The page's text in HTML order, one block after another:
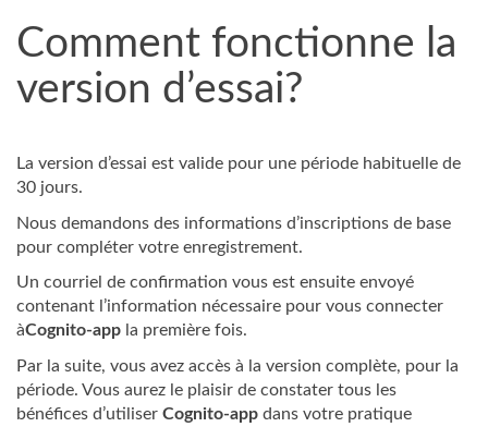
Comment fonctionne la
version d’essai?
La version d’essai est valide pour une période habituelle de
30 jours.
Nous demandons des informations d’inscriptions de base
pour compléter votre enregistrement.
Un courriel de confirmation vous est ensuite envoyé
contenant l’information nécessaire pour vous connecter
àCognito-app la première fois.
Par la suite, vous avez accès à la version complète, pour la
période. Vous aurez le plaisir de constater tous les
bénéfices d’utiliser Cognito-app dans votre pratique